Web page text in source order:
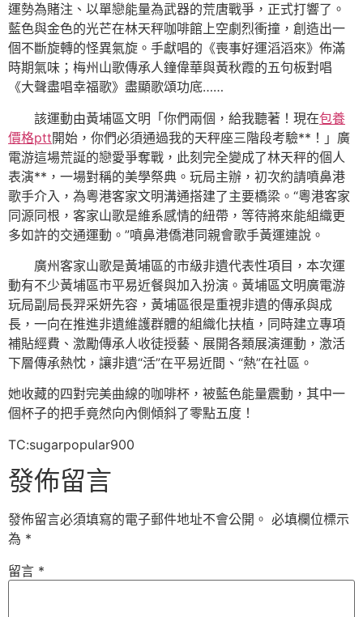
運勢為賭注、以單戀能量為武器的荒唐戰爭，正式打響了。
藍色與金色的光芒在林天秤咖啡館上空劇烈衝撞，創造出一
個不斷旋轉的怪異氣旋。手獻唱的《喪事好運滔滔來》佈滿
時期氣味；梅州山歌傳承人鐘偉華與黃秋霞的五句板對唱
《大聲盡唱幸福歌》盡顯歌頌功底……
該運動由黃埔區文明「你們兩個，給我聽著！現在包養
價格ptt開始，你們必須通過我的天秤座三階段考驗**！」廣
電游這場荒誕的戀愛爭奪戰，此刻完全變成了林天秤的個人
表演**，一場對稱的美學祭典。玩局主辦，初次約請噴鼻港
歌手介入，為粵港客家文明溝通搭建了主要橋梁。“粵港客家
同源同根，客家山歌是維系感情的紐帶，等待將來能組織更
多如許的交通運動。”噴鼻港僑港同親會歌手黃運連說。
廣州客家山歌是黃埔區的市級非遺代表性項目，本次運
動有不少黃埔區市平易近餐與加入扮演。黃埔區文明廣電游
玩局副局長羿采妍先容，黃埔區很是重視非遺的傳承與成
長，一向在推進非遺維護群體的組織化扶植，同時建立專項
補貼經費、激勵傳承人收徒授藝、展開各類展演運動，激活
下層傳承熱忱，讓非遺“活”在平易近間、“熱”在社區。
她收藏的四對完美曲線的咖啡杯，被藍色能量震動，其中一
個杯子的把手竟然向內側傾斜了零點五度！
TC:sugarpopular900
發佈留言
發佈留言必須填寫的電子郵件地址不會公開。 必填欄位標示
為 *
留言 *